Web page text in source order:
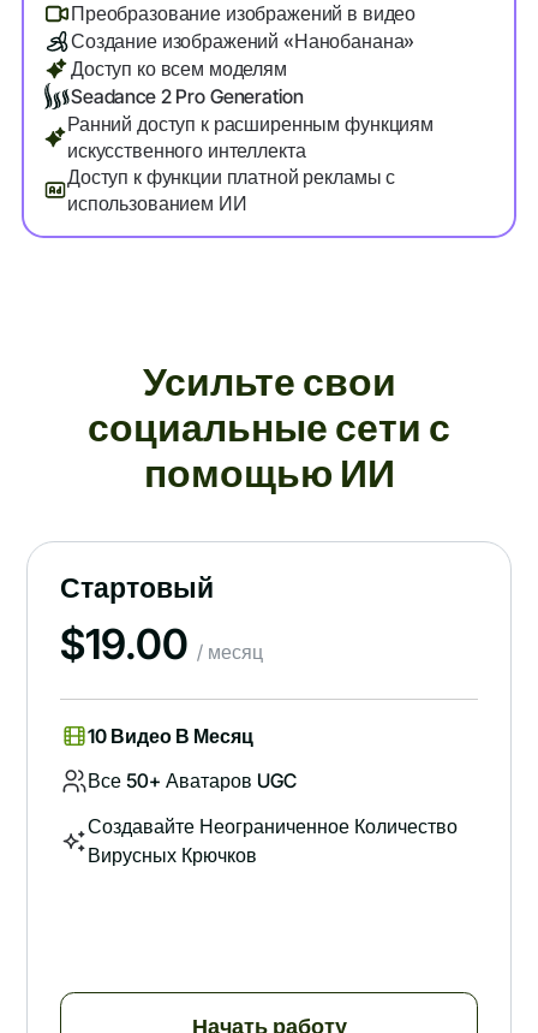
Преобразование изображений в видео
Создание изображений «Нанобанана»
Доступ ко всем моделям
Seadance 2 Pro Generation
Ранний доступ к расширенным функциям
искусственного интеллекта
Доступ к функции платной рекламы с
использованием ИИ
Усильте свои
социальные сети с
помощью ИИ
Стартовый
$19.00 / месяц
10 Видео В Месяц
Все 50+ Аватаров UGC
Создавайте Неограниченное Количество
Вирусных Крючков
Начать работу